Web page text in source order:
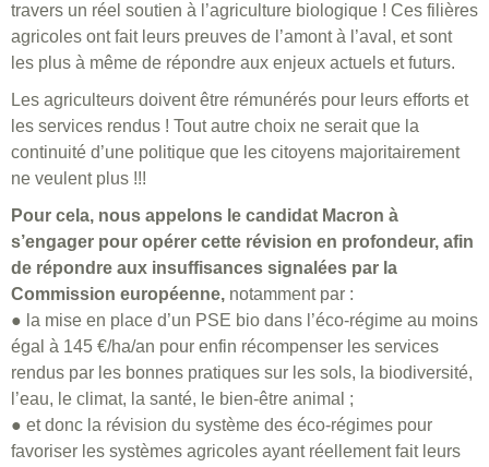
travers un réel soutien à l’agriculture biologique ! Ces filières
agricoles ont fait leurs preuves de l’amont à l’aval, et sont
les plus à même de répondre aux enjeux actuels et futurs.
Les agriculteurs doivent être rémunérés pour leurs efforts et
les services rendus ! Tout autre choix ne serait que la
continuité d’une politique que les citoyens majoritairement
ne veulent plus !!!
Pour cela, nous appelons le candidat Macron à
s’engager pour opérer cette révision en profondeur, afin
de répondre aux insuffisances signalées par la
Commission européenne, notamment par :
● la mise en place d’un PSE bio dans l’éco-régime au moins
égal à 145 €/ha/an pour enfin récompenser les services
rendus par les bonnes pratiques sur les sols, la biodiversité,
l’eau, le climat, la santé, le bien-être animal ;
● et donc la révision du système des éco-régimes pour
favoriser les systèmes agricoles ayant réellement fait leurs